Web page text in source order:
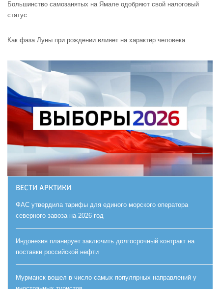
Большинство самозанятых на Ямале одобряют свой налоговый
статус
Как фаза Луны при рождении влияет на характер человека
ВЕСТИ АРКТИКИ
ФАС утвердила тарифы для единого морского оператора
северного завоза на 2026 год
Индонезия планирует заключить долгосрочный контракт на
поставки российской нефти
Мурманск вошел в число самых популярных направлений у